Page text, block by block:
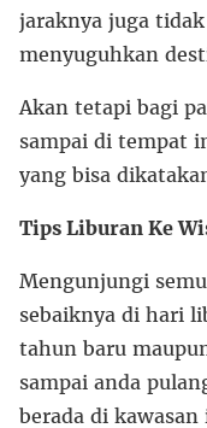
jaraknya juga
menyuguhkan
Akan tetapi bagi
sampai di tempat
yang bisa
Tips Liburan Ke
Mengunjungi
sebaiknya di hari
tahun baru
sampai anda
berada di kawasan